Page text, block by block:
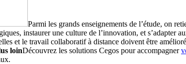
Parmi les grands enseignements de l’étude, on
instaurer une culture de l’innovation, et s’adapter
et le travail collaboratif à distance doivent être
loinDécouvrez les solutions Cegos pour accompagner